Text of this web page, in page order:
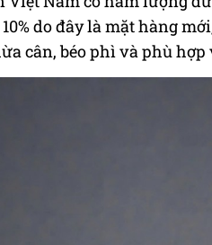
do đây là mặt hàng
cân, béo phì và phù hợp